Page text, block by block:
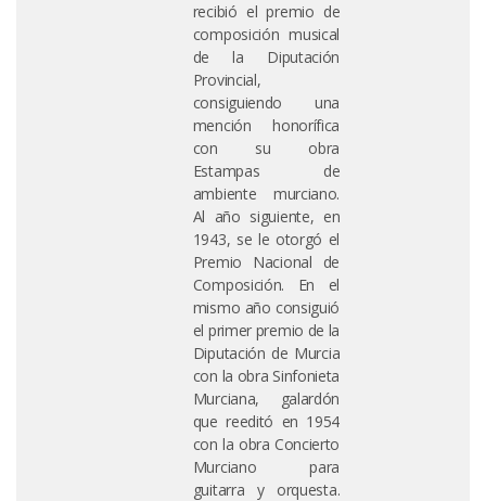
recibió el premio de
composición musical
de la Diputación
Provincial,
consiguiendo una
mención honorífica
con su obra
Estampas de
ambiente murciano.
Al año siguiente, en
1943, se le otorgó el
Premio Nacional de
Composición. En el
mismo año consiguió
el primer premio de la
Diputación de Murcia
con la obra Sinfonieta
Murciana, galardón
que reeditó en 1954
con la obra Concierto
Murciano para
guitarra y orquesta.